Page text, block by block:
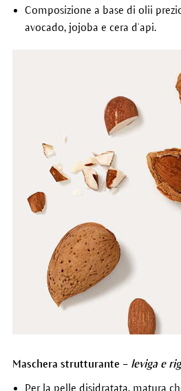
Composizione a base di olii
avocado, jojoba e cera d’api.
Maschera strutturante – leviga e
Per la pelle disidratata, matura